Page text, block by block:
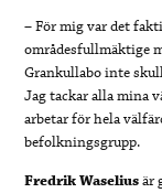
– För mig var det
områdesfullmäktige
Grankullabo inte
Jag tackar alla mina
arbetar för hela
befolkningsgrupp.
Fredrik Waseliusär